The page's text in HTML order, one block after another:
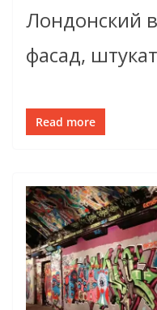
Лондонский
фасад,
Read more